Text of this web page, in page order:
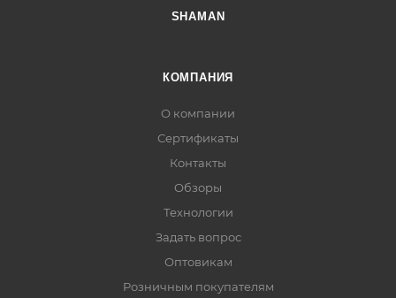
SHAMAN
КОМПАНИЯ
О компании
Сертификаты
Контакты
Обзоры
Технологии
Задать вопрос
Оптовикам
Розничным покупателям